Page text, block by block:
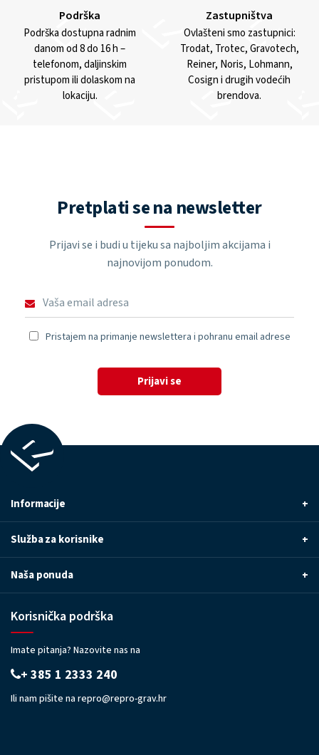
Podrška
Podrška dostupna radnim
danom od 8 do 16 h –
telefonom, daljinskim
pristupom ili dolaskom na
lokaciju.
Zastupništva
Ovlašteni smo zastupnici:
Trodat, Trotec, Gravotech,
Reiner, Noris, Lohmann,
Cosign i drugih vodećih
brendova.
Pretplati se na newsletter
Prijavi se i budi u tijeku sa najboljim akcijama i
najnovijom ponudom.
Pristajem na primanje newslettera i pohranu email adrese
Prijavi se
Informacije +
Služba za korisnike +
Naša ponuda +
Korisnička podrška
Imate pitanja? Nazovite nas na
+ 385 1 2333 240
Ili nam pišite na repro@repro-grav.hr